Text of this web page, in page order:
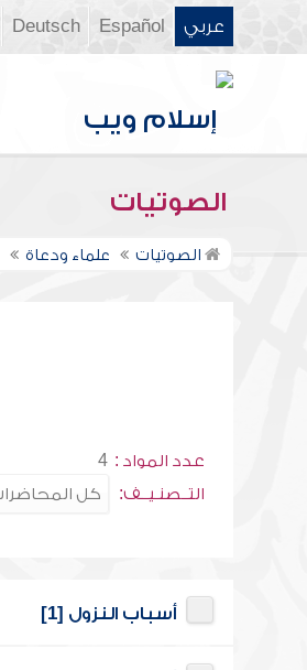
عربي Español
Deutsch
الصوتيات
الصوتيات علماء ودعاة
عدد المواد : 4
التــصنـيــف:
أسباب النزول [1]